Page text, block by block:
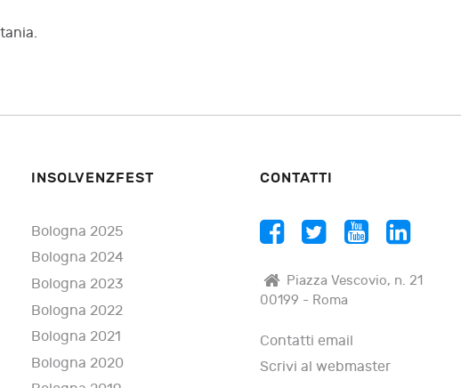
INSOLVENZFEST
Bologna 2025
Bologna 2024
Bologna 2023
Bologna 2022
Bologna 2021
Bologna 2020
CONTATTI
Piazza Vescovio, n. 21
00199 - Roma
Contatti email
Scrivi al webmaster